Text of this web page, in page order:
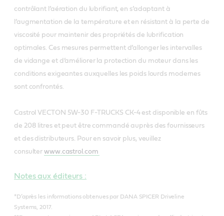
contrôlant l’aération du lubrifiant, en s’adaptant à
l’augmentation de la température et en résistant à la perte de
viscosité pour maintenir des propriétés de lubrification
optimales. Ces mesures permettent d’allonger les intervalles
de vidange et d’améliorer la protection du moteur dans les
conditions exigeantes auxquelles les poids lourds modernes
sont confrontés.
Castrol VECTON 5W-30 F-TRUCKS CK-4 est disponible en fûts
de 208 litres et peut être commandé auprès des fournisseurs
et des distributeurs. Pour en savoir plus, veuillez
consulterwww.castrol.com
Notes aux éditeurs :
*D’après les informations obtenues par DANA SPICER Driveline
Systems, 2017.